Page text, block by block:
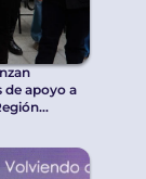
de apoyo a